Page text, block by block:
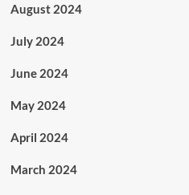
August 2024
July 2024
June 2024
May 2024
April 2024
March 2024